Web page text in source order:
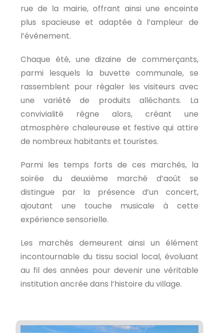
rue de la mairie, offrant ainsi une enceinte
plus spacieuse et adaptée à l’ampleur de
l’événement.
Chaque été, une dizaine de commerçants,
parmi lesquels la buvette communale, se
rassemblent pour régaler les visiteurs avec
une variété de produits alléchants. La
convivialité règne alors, créant une
atmosphère chaleureuse et festive qui attire
de nombreux habitants et touristes.
Parmi les temps forts de ces marchés, la
soirée du deuxième marché d’août se
distingue par la présence d’un concert,
ajoutant une touche musicale à cette
expérience sensorielle.
Les marchés demeurent ainsi un élément
incontournable du tissu social local, évoluant
au fil des années pour devenir une véritable
institution ancrée dans l’histoire du village.